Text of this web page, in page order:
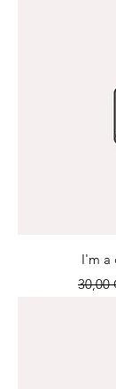
I'm a
Precio
30,00